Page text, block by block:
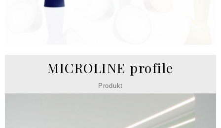
MICROLINE profile
Produkt